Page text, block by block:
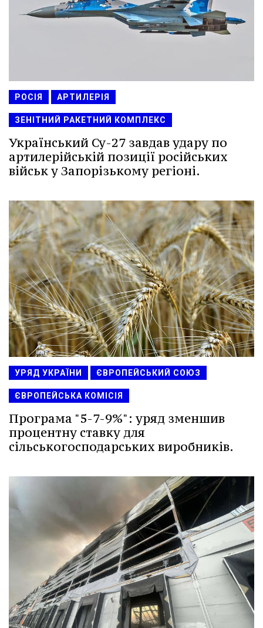
РОСІЯ АРТИЛЕРІЯ
ЗЕНІТНИЙ РАКЕТНИЙ КОМПЛЕКС
Український Су-27 завдав удару по
артилерійській позиції російських
військ у Запорізькому регіоні.
УРЯД УКРАЇНИ ЄВРОПЕЙСЬКИЙ СОЮЗ
ЄВРОПЕЙСЬКА КОМІСІЯ
Програма "5-7-9%": уряд зменшив
процентну ставку для
сільськогосподарських виробників.